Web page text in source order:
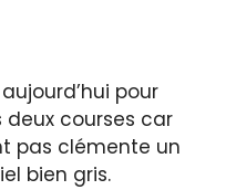
pour
courses car
pas clémente un
bien gris.